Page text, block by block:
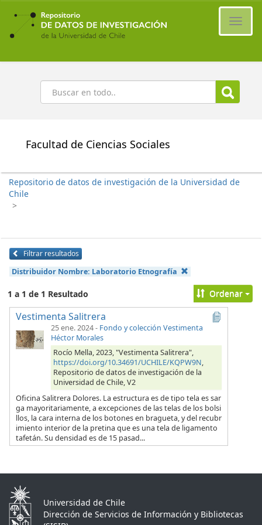
Ir
contenido
principal
Buscar
Facultad de Ciencias Sociales
Repositorio de datos de investigación de la Universidad de
Chile
>
Filtrar resultados
Distribuidor Nombre: Laboratorio Etnografía
1 a 1 de 1 Resultado Ordenar
Vestimenta Salitrera
25 ene. 2024- Fondo y colección Vestimenta
Héctor Morales
Rocío Mella, 2023, "Vestimenta Salitrera",
https://doi.org/10.34691/UCHILE/KQPW9N,
Repositorio de datos de investigación de la
Universidad de Chile, V2
Oficina Salitrera Dolores. La estructura es de tipo tela es sar
ga mayoritariamente, a excepciones de las telas de los bolsi
llos, la cara interna de los botones en bragueta, y del recubr
imiento interior de la pretina que es una tela de ligamento
tafetán. Su densidad es de 15 pasad...
Universidad de Chile
Dirección de Servicios de Información y Bibliotecas